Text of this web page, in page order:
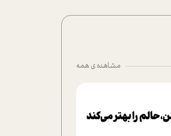
مشاهده ی همه
حالم را بهتر می‌کند